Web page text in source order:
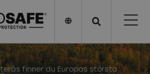
finner du Europas största